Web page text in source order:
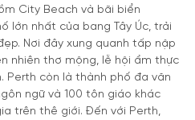
City Beach và bãi biển
lớn nhất của bang Tây Úc, trải
Nơi đây xung quanh tấp nập
nhiên thơ mộng, lễ hội ẩm thực
Perth còn là thành phố đa văn
ngữ và 100 tôn giáo khác
trên thê giới. Đến với Perth,